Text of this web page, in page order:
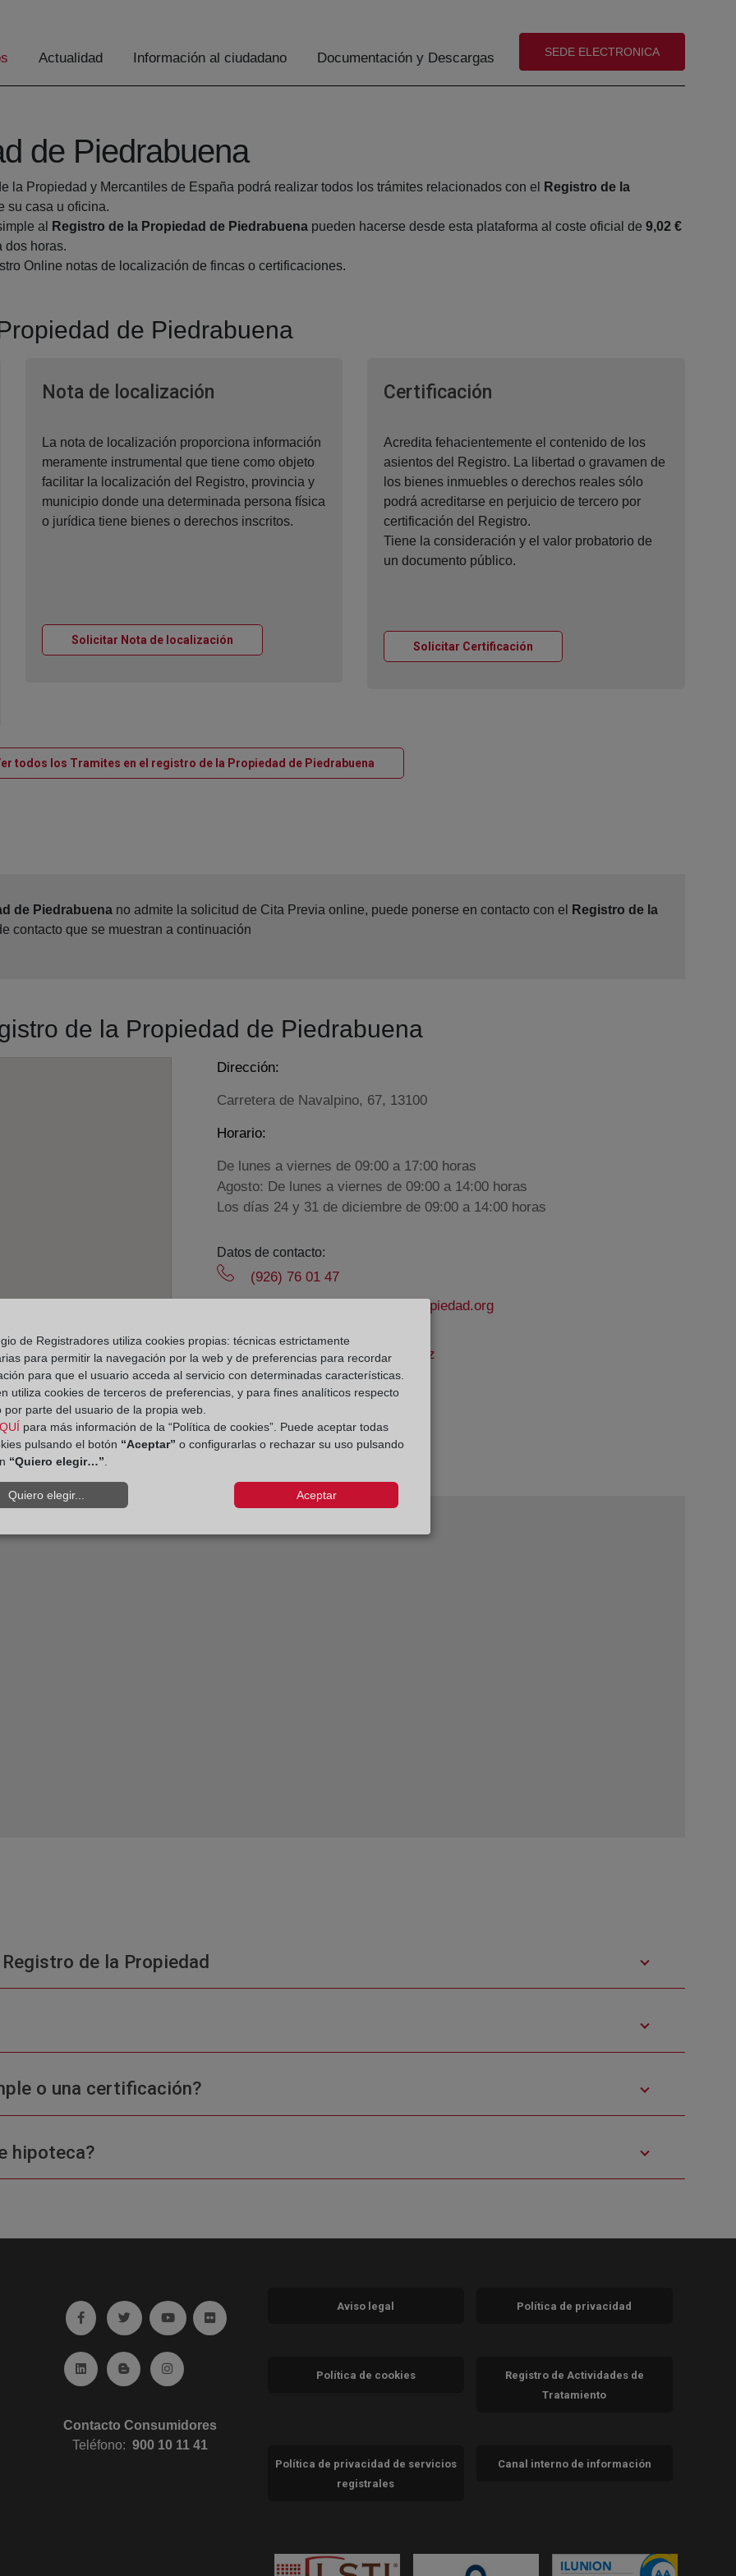
Actualidad Información al ciudadano Documentación y Descargas (abre en nueva ventana)
SEDE ELECTRONICA
de Piedrabuena
la Propiedad y Mercantiles de España podrá realizar todos los trámites relacionados con el
Registro de la
su casa u oficina.
al
Registro de la Propiedad de Piedrabuena pueden hacerse desde esta plataforma al coste oficial de 9,02 €
dos horas.
Online notas de localización de fincas o certificaciones.
de Piedrabuena
Nota de localizaciónVentana nueva
La nota de localización proporciona información
meramente instrumental que tiene como objeto
facilitar la localización del Registro, provincia y
municipio donde una determinada persona física
o jurídica tiene bienes o derechos inscritos.
Solicitar Nota de localizaciónVentana nueva
Certificación
Acredita fehacientemente el contenido de los
asientos del Registro. La libertad o gravamen de
los bienes inmuebles o derechos reales sólo
podrá acreditarse en perjuicio de tercero por
certificación del Registro.
Tiene la consideración y el valor probatorio de
un documento público.
Solicitar Certificación
todos los Tramites en el registro de la Propiedad de Piedrabuena
de Piedrabuena no admite la solicitud de Cita Previa online, puede ponerse en contacto con el
Registro de la
contacto que se muestran a continuación
de la Propiedad de Piedrabuena
Dirección:
Carretera de Navalpino, 67, 13100
Horario:
De lunes a viernes de 09:00 a 17:00 horas
Agosto: De lunes a viernes de 09:00 a 14:00 horas
Los días 24 y 31 de diciembre de 09:00 a 14:00 horas
Datos de contacto:
(926) 76 01 47
piedrabuena@registrodelapropiedad.org
Borja Antonio Bustillo Jiménez
Delegado de Protección de Datos:
dpo@corpme.es
distrito hipotecario
de la Propiedad
o una certificación?
hipoteca?
Ir a facebook (abre en ventana nueva)
Ir a twitter (abre en ventana nueva)
Ir a YouTube (abre en ventana nueva)
Ir a Flickr (abre en ventana nueva)
Ir a Linkedin (abre en ventana nueva)
Ir al Blog (abre en ventana nueva)
Ir a Instagram (abre en ventana nueva)
Contacto Consumidores
Teléfono:900 10 11 41
Aviso legal Política de privacidad
Política de cookies
Registro de Actividades de
Tratamiento
Política de privacidad de servicios
registrales
Canal interno de información
de Registradores utiliza cookies propias: técnicas estrictamente
para permitir la navegación por la web y de preferencias para recordar
para que el usuario acceda al servicio con determinadas características.
utiliza cookies de terceros de preferencias, y para fines analíticos respecto
por parte del usuario de la propia web.
para más información de la “Política de cookies”. Puede aceptar todas
pulsando el botón “Aceptar” o configurarlas o rechazar su uso pulsando
“Quiero elegir…”.
Quiero elegir... Aceptar